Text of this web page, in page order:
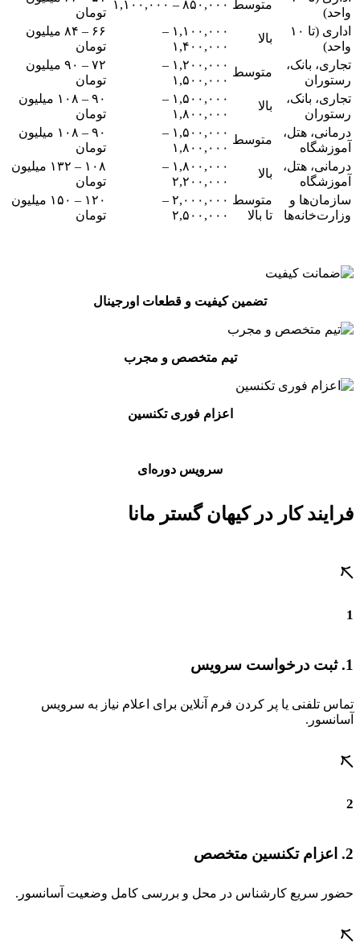
واحد)
متوسط ۸۵۰,۰۰۰ – ۱,۱۰۰,۰۰۰
تومان
اداری (تا ۱۰
واحد)
بالا
۱,۱۰۰,۰۰۰ –
۱,۴۰۰,۰۰۰
۶۶ – ۸۴ میلیون
تومان
تجاری، بانک،
رستوران
متوسط
۱,۲۰۰,۰۰۰ –
۱,۵۰۰,۰۰۰
۷۲ – ۹۰ میلیون
تومان
تجاری، بانک،
رستوران
بالا
۱,۵۰۰,۰۰۰ –
۱,۸۰۰,۰۰۰
۹۰ – ۱۰۸ میلیون
تومان
درمانی، هتل،
آموزشگاه
متوسط
۱,۵۰۰,۰۰۰ –
۱,۸۰۰,۰۰۰
۹۰ – ۱۰۸ میلیون
تومان
درمانی، هتل،
آموزشگاه
بالا
۱,۸۰۰,۰۰۰ –
۲,۲۰۰,۰۰۰
۱۰۸ – ۱۳۲ میلیون
تومان
سازمان‌ها و
وزارت‌خانه‌ها
متوسط
تا بالا
۲,۰۰۰,۰۰۰ –
۲,۵۰۰,۰۰۰
۱۲۰ – ۱۵۰ میلیون
تومان
تضمین کیفیت و قطعات اورجینال
تیم متخصص و مجرب
اعزام فوری تکنسین
سرویس دوره‌ای
فرایند کار در کیهان گستر مانا
1
1. ثبت درخواست سرویس
تماس تلفنی یا پر کردن فرم آنلاین برای اعلام نیاز به سرویس
آسانسور.
2
2. اعزام تکنسین متخصص
حضور سریع کارشناس در محل و بررسی کامل وضعیت آسانسور.